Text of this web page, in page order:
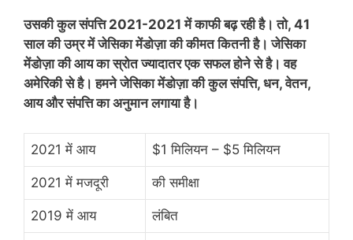
उसकी कुल संपत्ति 2021-2021 में काफी बढ़ रही है। तो, 41
साल की उम्र में जेसिका मेंडोज़ा की कीमत कितनी है। जेसिका
मेंडोज़ा की आय का स्रोत ज्यादातर एक सफल होने से है। वह
अमेरिकी से है। हमने जेसिका मेंडोज़ा की कुल संपत्ति, धन, वेतन,
आय और संपत्ति का अनुमान लगाया है।
2021 में आय $1 मिलियन – $5 मिलियन
2021 में मजदूरी की समीक्षा
2019 में आय लंबित